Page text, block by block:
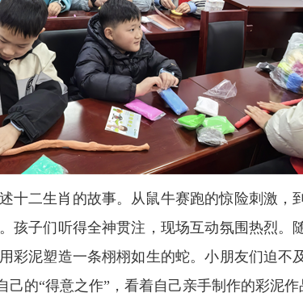
二生肖的故事。从鼠牛赛跑的惊险刺激，
孩子们听得全神贯注，现场互动氛围热烈。
彩泥塑造一条栩栩如生的蛇。小朋友们迫不
的“得意之作”，看着自己亲手制作的彩泥作